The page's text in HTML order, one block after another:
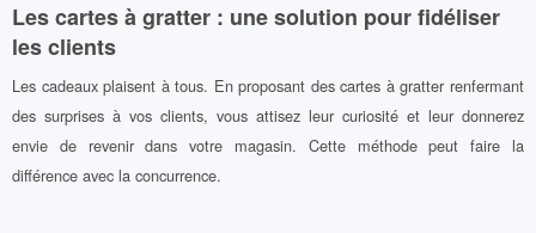
Les cartes à gratter : une solution pour fidéliser
les clients
Les cadeaux plaisent à tous. En proposant des cartes à gratter renfermant
des surprises à vos clients, vous attisez leur curiosité et leur donnerez
envie de revenir dans votre magasin. Cette méthode peut faire la
différence avec la concurrence.